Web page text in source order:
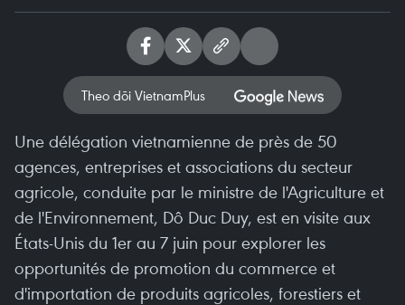
Theo dõi VietnamPlus
Une délégation vietnamienne de près de 50
agences, entreprises et associations du secteur
agricole, conduite par le ministre de l'Agriculture et
de l'Environnement, Dô Duc Duy, est en visite aux
États-Unis du 1er au 7 juin pour explorer les
opportunités de promotion du commerce et
d'importation de produits agricoles, forestiers et